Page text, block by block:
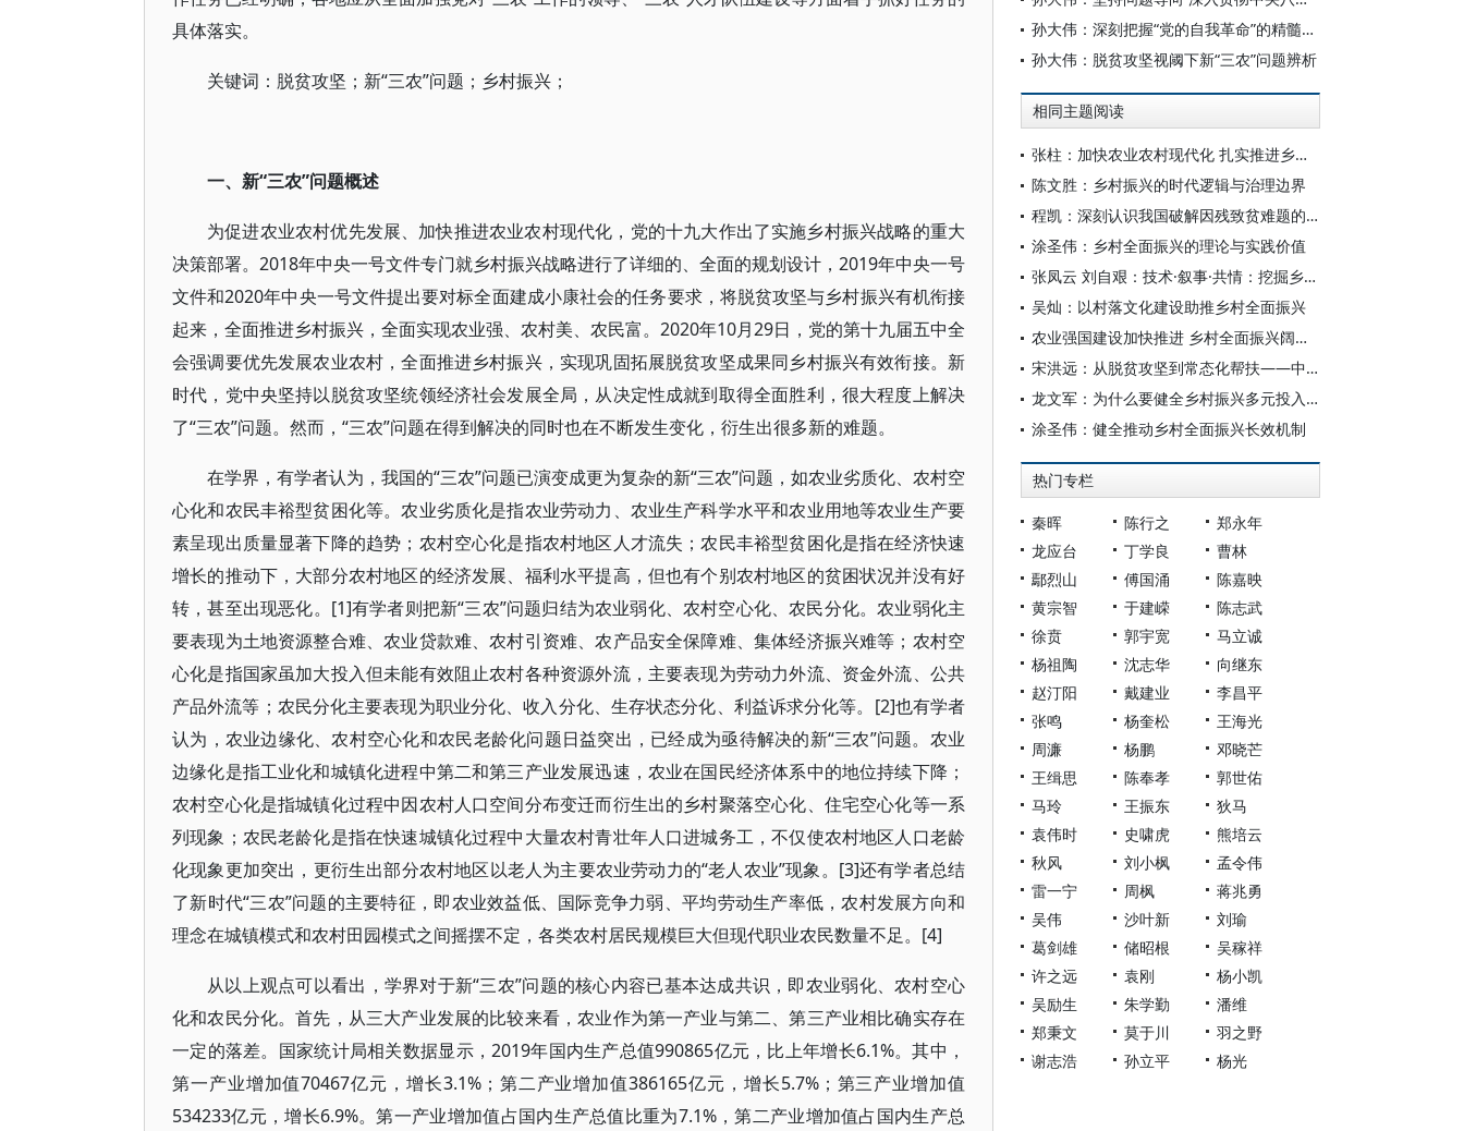
具体落实。
关键词：脱贫攻坚；新“三农”问题；乡村振兴；
一、新“三农”问题概述
为促进农业农村优先发展、加快推进农业农村现代化，党的十九大作出了实施乡村振兴战略的重大
决策部署。2018年中央一号文件专门就乡村振兴战略进行了详细的、全面的规划设计，2019年中央一号
文件和2020年中央一号文件提出要对标全面建成小康社会的任务要求，将脱贫攻坚与乡村振兴有机衔接
起来，全面推进乡村振兴，全面实现农业强、农村美、农民富。2020年10月29日，党的第十九届五中全
会强调要优先发展农业农村，全面推进乡村振兴，实现巩固拓展脱贫攻坚成果同乡村振兴有效衔接。新
时代，党中央坚持以脱贫攻坚统领经济社会发展全局，从决定性成就到取得全面胜利，很大程度上解决
了“三农”问题。然而，“三农”问题在得到解决的同时也在不断发生变化，衍生出很多新的难题。
在学界，有学者认为，我国的“三农”问题已演变成更为复杂的新“三农”问题，如农业劣质化、农村空
心化和农民丰裕型贫困化等。农业劣质化是指农业劳动力、农业生产科学水平和农业用地等农业生产要
素呈现出质量显著下降的趋势；农村空心化是指农村地区人才流失；农民丰裕型贫困化是指在经济快速
增长的推动下，大部分农村地区的经济发展、福利水平提高，但也有个别农村地区的贫困状况并没有好
转，甚至出现恶化。[1]有学者则把新“三农”问题归结为农业弱化、农村空心化、农民分化。农业弱化主
要表现为土地资源整合难、农业贷款难、农村引资难、农产品安全保障难、集体经济振兴难等；农村空
心化是指国家虽加大投入但未能有效阻止农村各种资源外流，主要表现为劳动力外流、资金外流、公共
产品外流等；农民分化主要表现为职业分化、收入分化、生存状态分化、利益诉求分化等。[2]也有学者
认为，农业边缘化、农村空心化和农民老龄化问题日益突出，已经成为亟待解决的新“三农”问题。农业
边缘化是指工业化和城镇化进程中第二和第三产业发展迅速，农业在国民经济体系中的地位持续下降；
农村空心化是指城镇化过程中因农村人口空间分布变迁而衍生出的乡村聚落空心化、住宅空心化等一系
列现象；农民老龄化是指在快速城镇化过程中大量农村青壮年人口进城务工，不仅使农村地区人口老龄
化现象更加突出，更衍生出部分农村地区以老人为主要农业劳动力的“老人农业”现象。[3]还有学者总结
了新时代“三农”问题的主要特征，即农业效益低、国际竞争力弱、平均劳动生产率低，农村发展方向和
理念在城镇模式和农村田园模式之间摇摆不定，各类农村居民规模巨大但现代职业农民数量不足。[4]
从以上观点可以看出，学界对于新“三农”问题的核心内容已基本达成共识，即农业弱化、农村空心
化和农民分化。首先，从三大产业发展的比较来看，农业作为第一产业与第二、第三产业相比确实存在
一定的落差。国家统计局相关数据显示，2019年国内生产总值990865亿元，比上年增长6.1%。其中，
第一产业增加值70467亿元，增长3.1%；第二产业增加值386165亿元，增长5.7%；第三产业增加值
534233亿元，增长6.9%。第一产业增加值占国内生产总值比重为7.1%，第二产业增加值占国内生产总
孙大伟：深刻把握“党的自我革命”的精髓要义
孙大伟：脱贫攻坚视阈下新“三农”问题辨析
相同主题阅读
张柱：加快农业农村现代化 扎实推进乡村全面振兴
陈文胜：乡村振兴的时代逻辑与治理边界
程凯：深刻认识我国破解因残致贫难题的实践成就与时代价值
涂圣伟：乡村全面振兴的理论与实践价值
张凤云 刘自艰：技术·叙事·共情：挖掘乡村全面振兴中 “人” 的故事——以新闻特写《村委会的直播间火了》为例
吴灿：以村落文化建设助推乡村全面振兴
农业强国建设加快推进 乡村全面振兴阔步前行——“十四五”经济社会发展成就系列报告之九
宋洪远：从脱贫攻坚到常态化帮扶——中国反贫困政策的制度演进逻辑
龙文军：为什么要健全乡村振兴多元投入格局？
涂圣伟：健全推动乡村全面振兴长效机制
热门专栏
秦晖 陈行之
郑永年
龙应台
丁学良
曹林
鄢烈山
傅国涌
陈嘉映
黄宗智
于建嵘
陈志武
徐贲
郭宇宽
马立诚
杨祖陶
沈志华
向继东
赵汀阳
戴建业
李昌平
张鸣
杨奎松
王海光
周濂
杨鹏
邓晓芒
王缉思
陈奉孝
郭世佑
马玲
王振东
狄马
袁伟时
史啸虎
熊培云
秋风
刘小枫
孟令伟
雷一宁
周枫
蒋兆勇
吴伟
沙叶新
刘瑜
葛剑雄
储昭根
吴稼祥
许之远
袁刚
杨小凯
吴励生
朱学勤
潘维
郑秉文
莫于川
羽之野
谢志浩
孙立平 杨光